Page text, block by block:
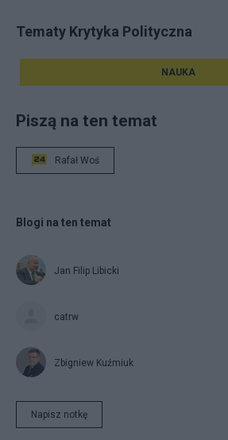
Tematy Krytyka Polityczna
NAUKA
Piszą na ten temat
Rafał Woś
Blogi na ten temat
Jan Filip Libicki
catrw
Zbigniew Kuźmiuk
Napisz notkę